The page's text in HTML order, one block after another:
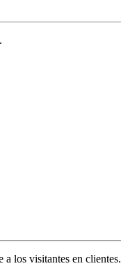
los visitantes en clientes.